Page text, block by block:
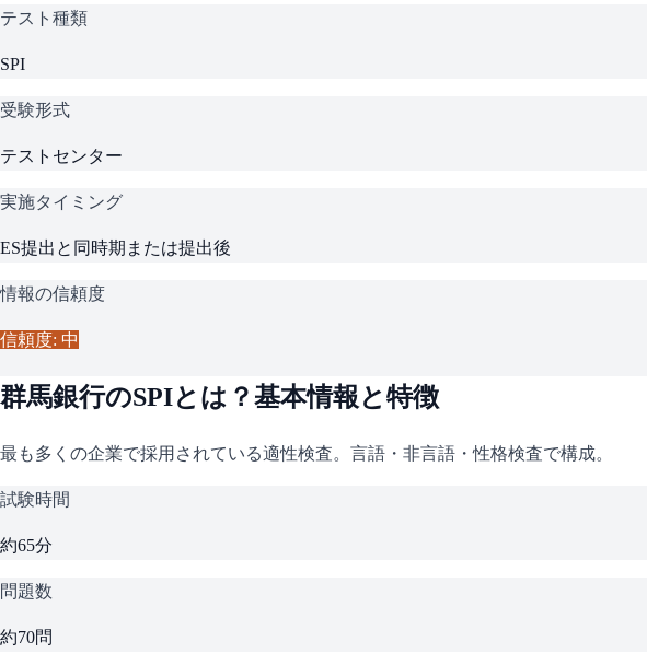
テスト種類
SPI
受験形式
テストセンター
実施タイミング
ES提出と同時期または提出後
情報の信頼度
信頼度: 中
群馬銀行のSPIとは？基本情報と特徴
最も多くの企業で採用されている適性検査。言語・非言語・性格検査で構成。
試験時間
約65分
問題数
約70問